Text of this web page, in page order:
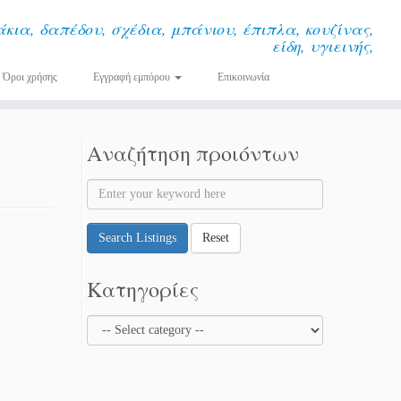
δαπέδου, σχέδια, μπάνιου, έπιπλα, κουζίνας,
είδη, υγιεινής,
Όροι χρήσης Εγγραφή εμπόρου Επικοινωνία
Αναζήτηση προιόντων
Search Listings Reset
Κατηγορίες